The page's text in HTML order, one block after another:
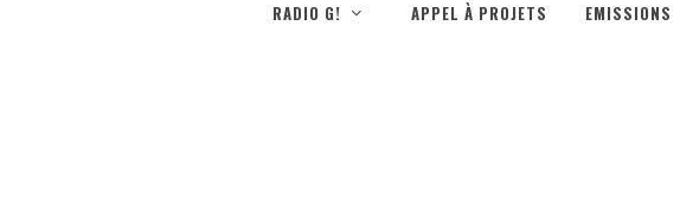
RADIO G! APPEL À PROJETS EMISSIONS